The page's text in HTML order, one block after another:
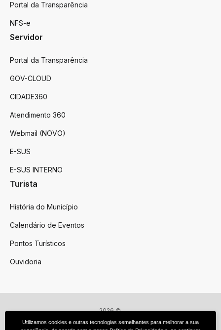
Portal da Transparência
NFS-e
Servidor
Portal da Transparência
GOV-CLOUD
CIDADE360
Atendimento 360
Webmail (NOVO)
E-SUS
E-SUS INTERNO
Turista
História do Município
Calendário de Eventos
Pontos Turísticos
Ouvidoria
2026 ©
Todos os direitos reservados.
Utilizamos cookies e outras tecnologias semelhantes para melhorar a sua